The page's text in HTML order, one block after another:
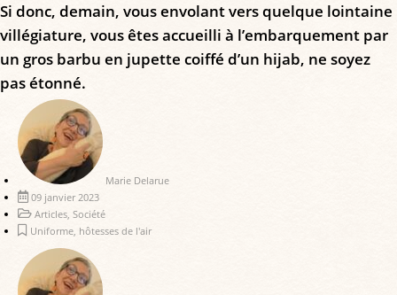
Si donc, demain, vous envolant vers quelque lointaine
villégiature, vous êtes accueilli à l’embarquement par
un gros barbu en jupette coiffé d’un hijab, ne soyez
pas étonné.
Marie Delarue
09 janvier 2023
Articles, Société
Uniforme, hôtesses de l'air